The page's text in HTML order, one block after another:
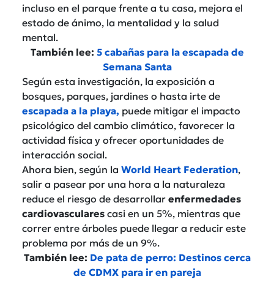
incluso en el parque frente a tu casa, mejora el
estado de ánimo, la mentalidad y la salud
mental.
También lee: 5 cabañas para la escapada de
Semana Santa
Según esta investigación, la exposición a
bosques, parques, jardines o hasta irte de
escapada a la playa, puede mitigar el impacto
psicológico del cambio climático, favorecer la
actividad física y ofrecer oportunidades de
interacción social.
Ahora bien, según la World Heart Federation,
salir a pasear por una hora a la naturaleza
reduce el riesgo de desarrollar enfermedades
cardiovasculares casi en un 5%, mientras que
correr entre árboles puede llegar a reducir este
problema por más de un 9%.
También lee: De pata de perro: Destinos cerca
de CDMX para ir en pareja